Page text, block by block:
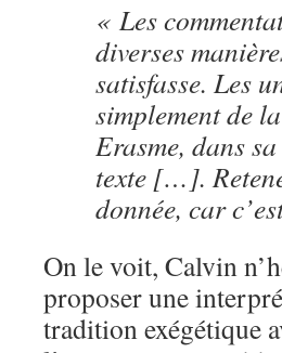
« Les
diverses
satisfasse. Les
simplement de
Erasme, dans
texte […].
donnée, car
On le voit, Calvin
proposer une
tradition exégétique